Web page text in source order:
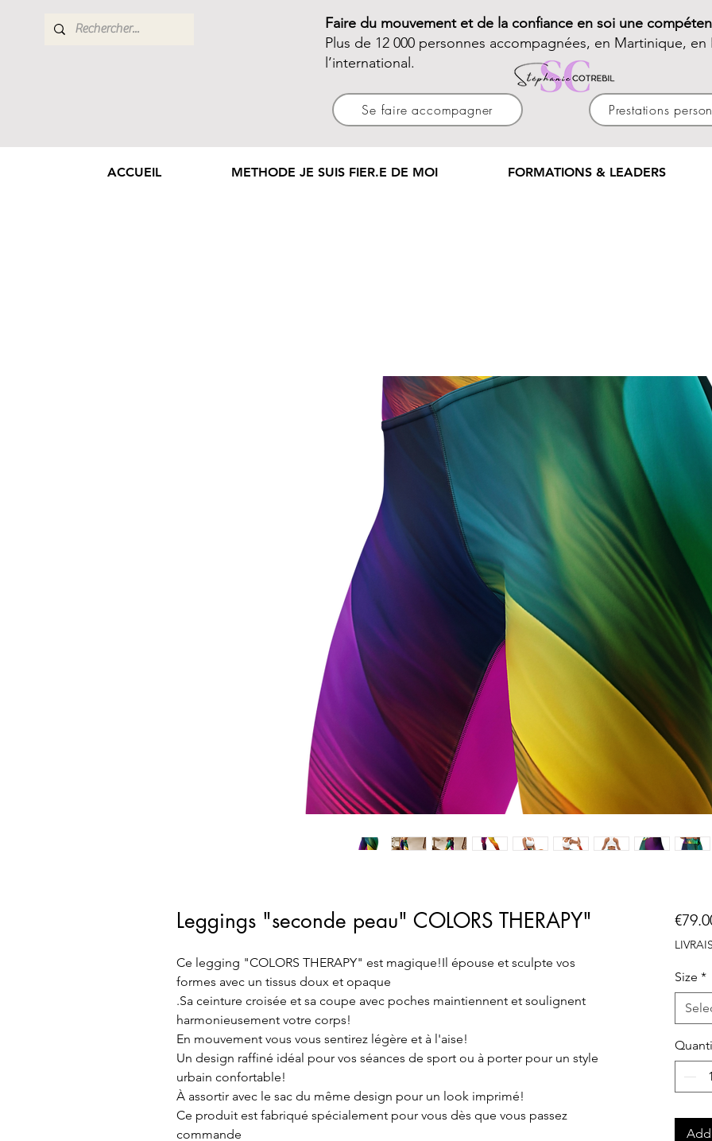
Faire du mouvement et de la confiance en soi une
Plus de 12 000 personnes accompagnées, en Martinique, en
l’international.
Se faire accompagner Prestations
ACCUEIL METHODE JE SUIS FIER.E DE MOI FORMATIONS & LEADERS
Leggings "seconde peau" COLORS THERAPY"
Ce legging "COLORS THERAPY" est magique!Il épouse et sculpte vos
formes avec un tissus doux et opaque
.Sa ceinture croisée et sa coupe avec poches maintiennent et soulignent
harmonieusement votre corps!
En mouvement vous vous sentirez légère et à l'aise!
Un design raffiné idéal pour vos séances de sport ou à porter pour un style
urbain confortable!
À assortir avec le sac du même design pour un look imprimé!
Ce produit est fabriqué spécialement pour vous dès que vous passez
commande
Size *